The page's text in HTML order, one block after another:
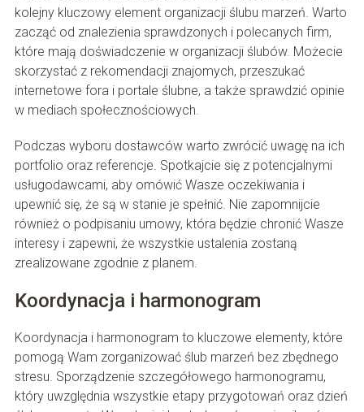
kolejny kluczowy element organizacji ślubu marzeń. Warto
zacząć od znalezienia sprawdzonych i polecanych firm,
które mają doświadczenie w organizacji ślubów. Możecie
skorzystać z rekomendacji znajomych, przeszukać
internetowe fora i portale ślubne, a także sprawdzić opinie
w mediach społecznościowych.
Podczas wyboru dostawców warto zwrócić uwagę na ich
portfolio oraz referencje. Spotkajcie się z potencjalnymi
usługodawcami, aby omówić Wasze oczekiwania i
upewnić się, że są w stanie je spełnić. Nie zapomnijcie
również o podpisaniu umowy, która będzie chronić Wasze
interesy i zapewni, że wszystkie ustalenia zostaną
zrealizowane zgodnie z planem.
Koordynacja i harmonogram
Koordynacja i harmonogram to kluczowe elementy, które
pomogą Wam zorganizować ślub marzeń bez zbędnego
stresu. Sporządzenie szczegółowego harmonogramu,
który uwzględnia wszystkie etapy przygotowań oraz dzień